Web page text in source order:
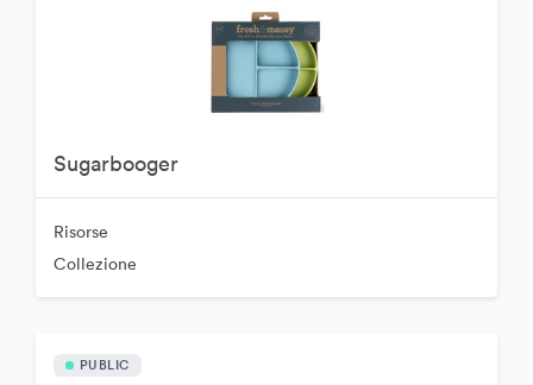
Sugarbooger
Risorse
Collezione
PUBLIC